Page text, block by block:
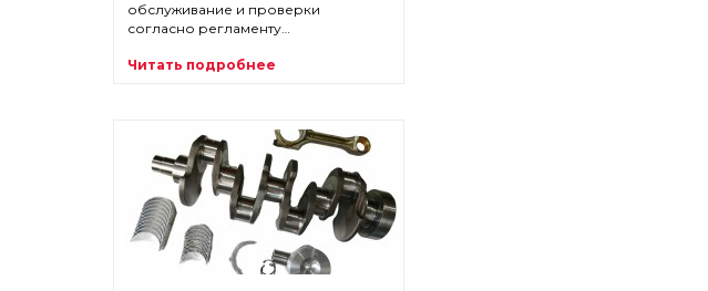
обслуживание и проверки
согласно регламенту…
Читать подробнее